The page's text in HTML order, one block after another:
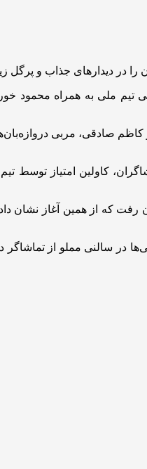
در دیدارهای جذاب و پرگل
تیم ملی به همراه محمود
صادقی، مربی
گرم و داغ شروع شد. پیروزی ۱۰ گله مس سونگون، استقبال
که از همین آغاز نشان
سالنی مملو از تماشاگر